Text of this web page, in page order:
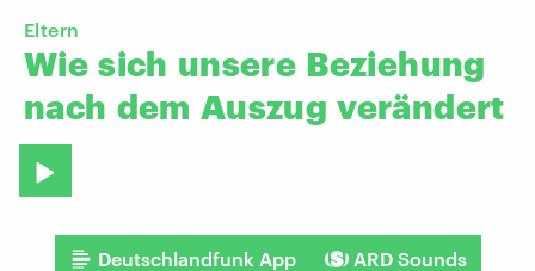
Eltern
Wie sich unsere Beziehung
nach dem Auszug verändert
Deutschlandfunk App ARD Sounds